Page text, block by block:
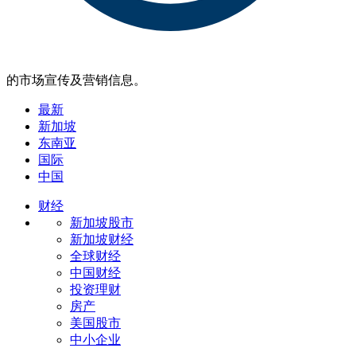
的市场宣传及营销信息。
最新
新加坡
东南亚
国际
中国
财经
新加坡股市
新加坡财经
全球财经
中国财经
投资理财
房产
美国股市
中小企业